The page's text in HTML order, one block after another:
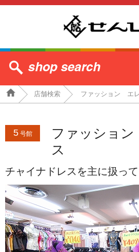
店舗検索 ファッション エ
5号館
ファッショ
ス
チャイナドレスを主に扱って